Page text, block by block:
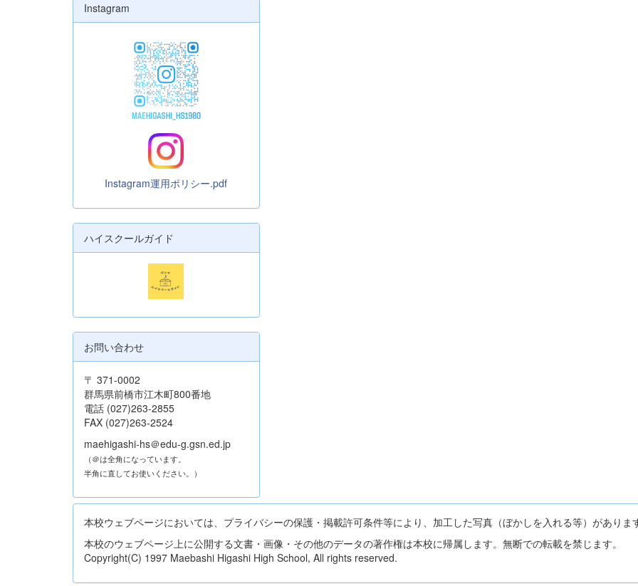
Instagram
Instagram運用ポリシー.pdf
ハイスクールガイド
お問い合わせ
〒 371-0002
群馬県前橋市江木町800番地
電話 (027)263-2855
FAX (027)263-2524
maehigashi-hs＠edu-g.gsn.ed.jp
（＠は全角になっています。
半角に直してお使いください。）
本校ウェブページにおいては、プライバシーの保護・掲載許可条件等により、加工した写真（ぼかしを入れる等）がありま
本校のウェブページ上に公開する文書・画像・その他のデータの著作権は本校に帰属します。無断での転載を禁じます。
Copyright(C) 1997 Maebashi Higashi High School, All rights reserved.